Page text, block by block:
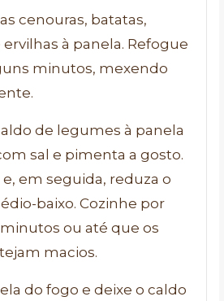
cenouras, batatas,
à panela. Refogue
minutos, mexendo
de legumes à panela
sal e pimenta a gosto.
em seguida, reduza o
baixo. Cozinhe por
ou até que os
macios.
do fogo e deixe o caldo